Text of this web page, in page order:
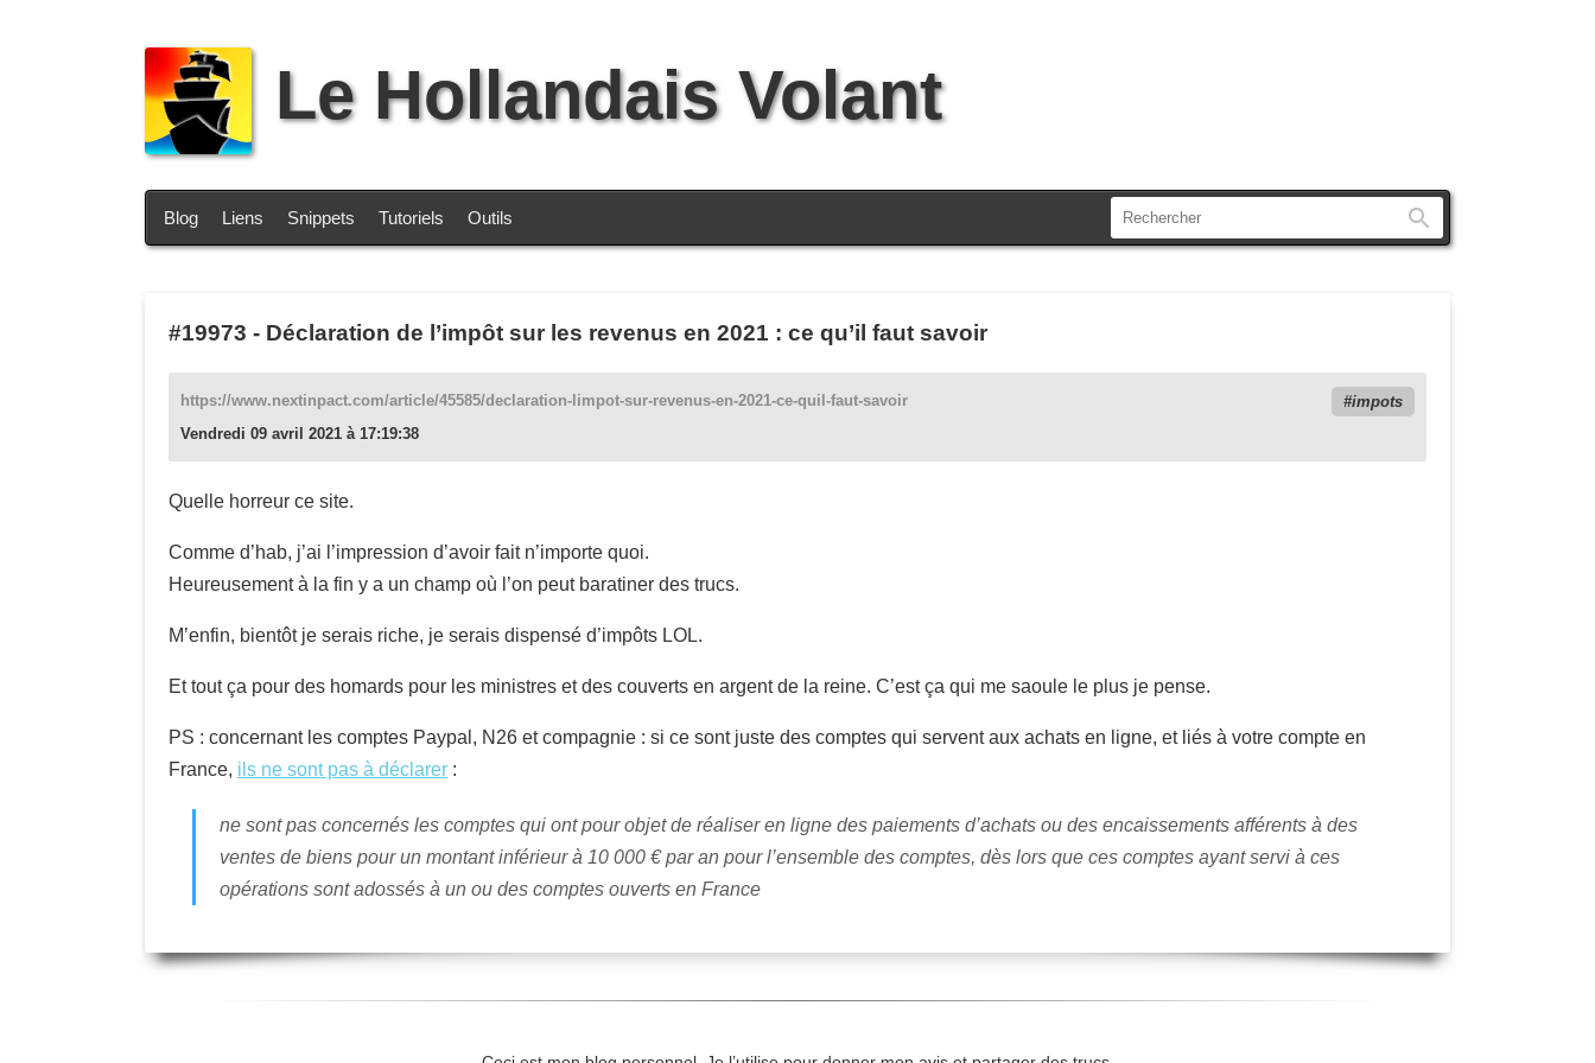
Le Hollandais Volant
Blog Liens Snippets Tutoriels Outils
#19973 - Déclaration de l’impôt sur les revenus en 2021 : ce qu’il faut savoir
https://www.nextinpact.com/article/45585/declaration-limpot-sur-revenus-en-2021-ce-quil-faut-savoir
impots
Vendredi 09 avril 2021 à 17:19:38
Quelle horreur ce site.
Comme d’hab, j’ai l’impression d’avoir fait n’importe quoi.
Heureusement à la fin y a un champ où l’on peut baratiner des trucs.
M’enfin, bientôt je serais riche, je serais dispensé d’impôts LOL.
Et tout ça pour des homards pour les ministres et des couverts en argent de la reine. C’est ça qui me saoule le plus je pense.
PS : concernant les comptes Paypal, N26 et compagnie : si ce sont juste des comptes qui servent aux achats en ligne, et liés à votre compte en
France, ils ne sont pas à déclarer :
ne sont pas concernés les comptes qui ont pour objet de réaliser en ligne des paiements d’achats ou des encaissements afférents à des
ventes de biens pour un montant inférieur à 10 000 € par an pour l’ensemble des comptes, dès lors que ces comptes ayant servi à ces
opérations sont adossés à un ou des comptes ouverts en France